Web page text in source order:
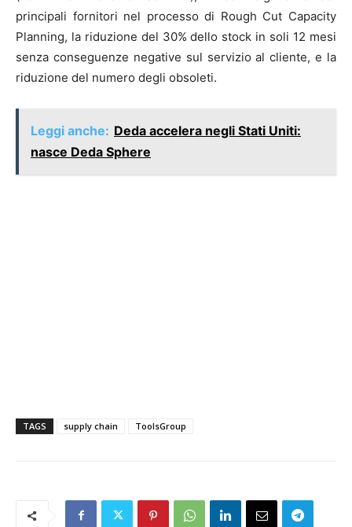
principali fornitori nel processo di Rough Cut Capacity
Planning, la riduzione del 30% dello stock in soli 12 mesi
senza conseguenze negative sul servizio al cliente, e la
riduzione del numero degli obsoleti.
Leggi anche: Deda accelera negli Stati Uniti:
nasce Deda Sphere
TAGS supply chain ToolsGroup